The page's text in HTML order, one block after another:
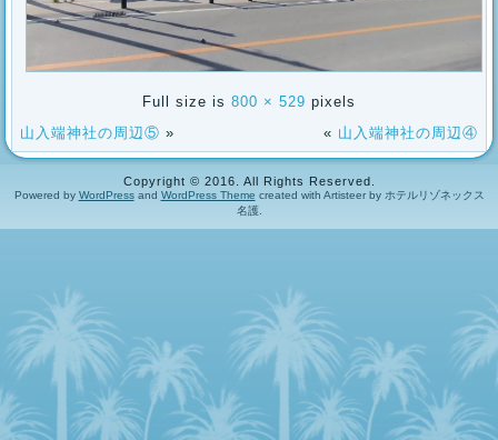
Full size is 800 × 529 pixels
山入端神社の周辺⑤ » « 山入端神社の周辺④
Copyright © 2016. All Rights Reserved.
Powered by WordPressand WordPress Theme created with Artisteer by ホテルリゾネックス
名護.